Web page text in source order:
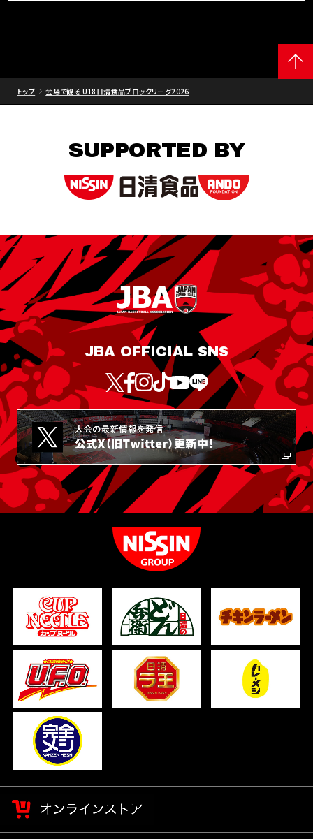
トップ 会場で観る U18日清食品ブロックリーグ2026
SUPPORTED BY
JBA OFFICIAL SNS